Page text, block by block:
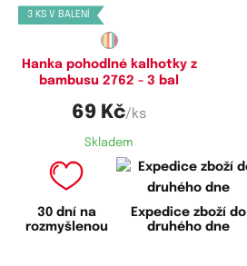
3 KS V BALENÍ
Hanka pohodlné kalhotky z
bambusu 2762 - 3 bal
69 Kč/ks
Skladem
30 dní na
rozmyšlenou
Expedice zboží do
druhého dne